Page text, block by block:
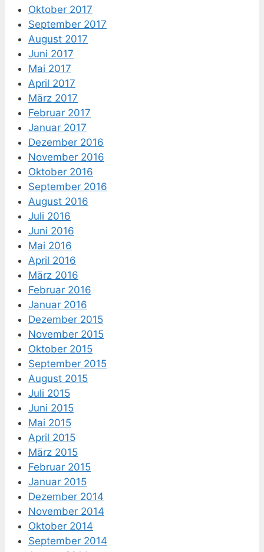
Oktober 2017
September 2017
August 2017
Juni 2017
Mai 2017
April 2017
März 2017
Februar 2017
Januar 2017
Dezember 2016
November 2016
Oktober 2016
September 2016
August 2016
Juli 2016
Juni 2016
Mai 2016
April 2016
März 2016
Februar 2016
Januar 2016
Dezember 2015
November 2015
Oktober 2015
September 2015
August 2015
Juli 2015
Juni 2015
Mai 2015
April 2015
März 2015
Februar 2015
Januar 2015
Dezember 2014
November 2014
Oktober 2014
September 2014